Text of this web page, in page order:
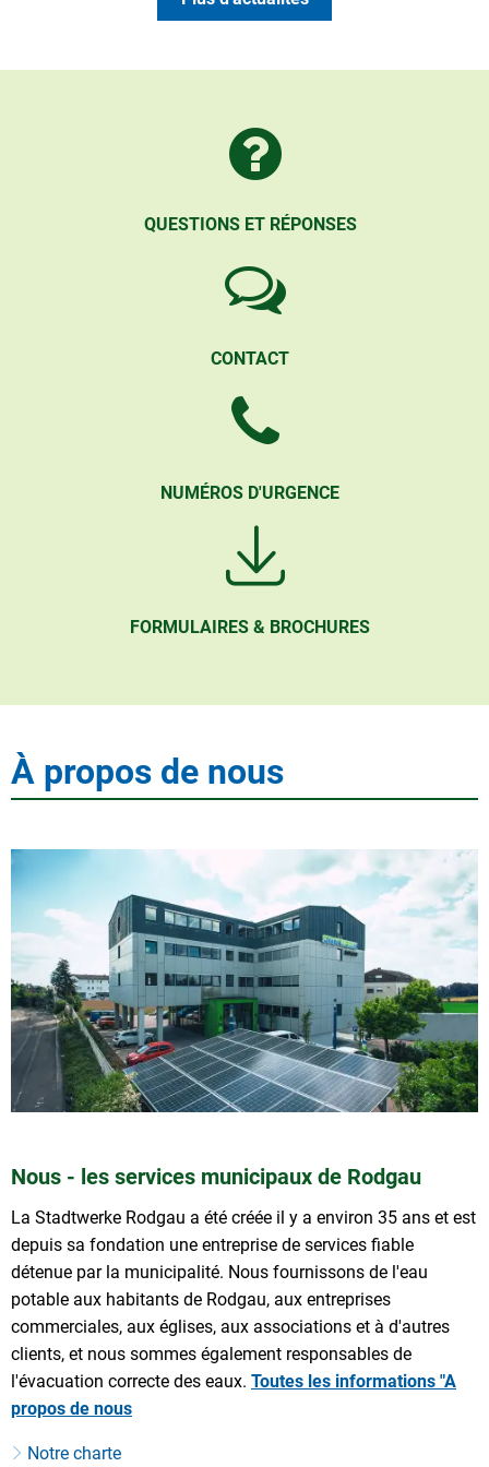
QUESTIONS ET RÉPONSES
CONTACT
NUMÉROS D'URGENCE
FORMULAIRES & BROCHURES
À propos de nous
Nous - les services municipaux de Rodgau
La Stadtwerke Rodgau a été créée il y a environ 35 ans et est
depuis sa fondation une entreprise de services fiable
détenue par la municipalité. Nous fournissons de l'eau
potable aux habitants de Rodgau, aux entreprises
commerciales, aux églises, aux associations et à d'autres
clients, et nous sommes également responsables de
l'évacuation correcte des eaux. Toutes les informations "A
propos de nous
Notre charte